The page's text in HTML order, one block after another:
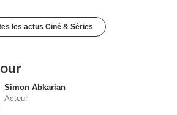
les actus Ciné & Séries
Simon Abkarian
Acteur